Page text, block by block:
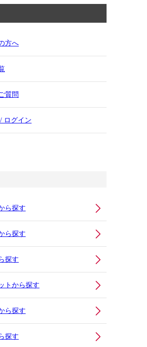
方へ
質問
ログイン
ら探す
ら探す
探す
トから探す
ら探す
探す